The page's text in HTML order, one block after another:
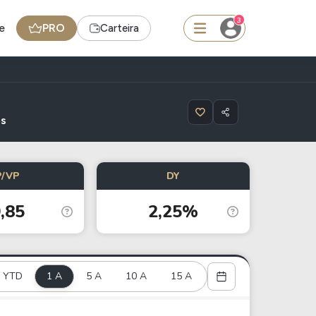
PRO Carteira
3
BDR
Ideias
Agenda de Dividendos
Radar do Dividendo Inteligente
VP DY
2,25%
YTD 1 A 5 A 10 A 15 A